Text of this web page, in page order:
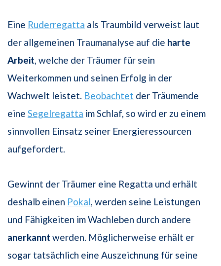
Eine Ruderregatta als Traumbild verweist laut
der allgemeinen Traumanalyse auf die harte
Arbeit , welche der Träumer für sein
Weiterkommen und seinen Erfolg in der
Wachwelt leistet. Beobachtet der Träumende
eine Segelregatta im Schlaf, so wird er zu einem
sinnvollen Einsatz seiner Energieressourcen
aufgefordert.
Gewinnt der Träumer eine Regatta und erhält
deshalb einen Pokal , werden seine Leistungen
und Fähigkeiten im Wachleben durch andere
anerkannt werden. Möglicherweise erhält er
sogar tatsächlich eine Auszeichnung für seine